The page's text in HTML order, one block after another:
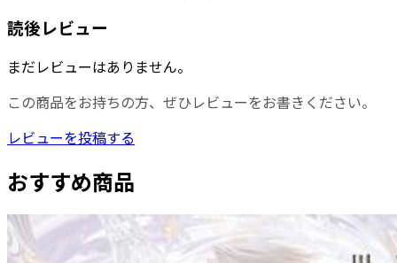
読後レビュー
まだレビューはありません。
この商品をお持ちの方、ぜひレビューをお書きください。
レビューを投稿する
おすすめ商品